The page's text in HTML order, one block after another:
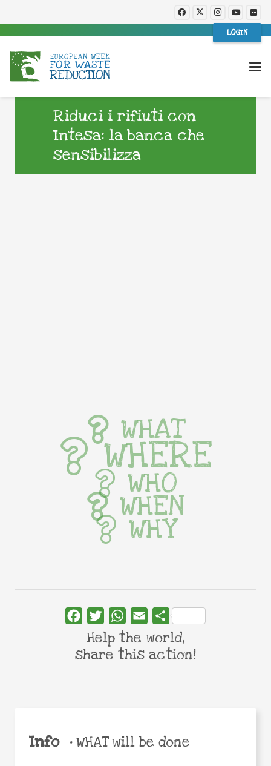
LOGIN
Riduci i rifiuti con
Intesa: la banca che
sensibilizza
Info •WHAT will be done
WHAT
WHERE
WHO
WHEN
WHY
FacebookTwitterWhatsApp
Email Share
Help the world,
share this action!